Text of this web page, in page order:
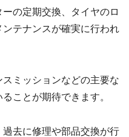
の定期交換、タイヤのロ
テナンスが確実に行われ
ミッションなどの主要な
ことが期待できます。
去に修理や部品交換が行